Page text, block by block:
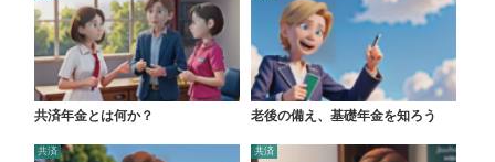
共済年金とは何か？ 老後の備え、基礎年金を知ろう
共済 共済